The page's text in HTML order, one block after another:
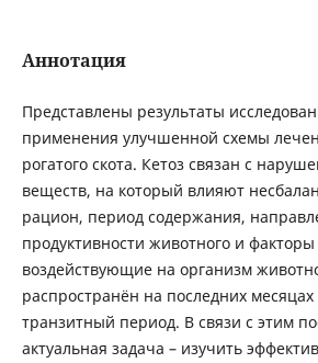
Аннотация
Представлены результаты
применения улучшенной схемы
рогатого скота. Кетоз связан с
веществ, на который влияют
рацион, период содержания,
продуктивности животного и
воздействующие на организм
распространён на последних месяцах
транзитный период. В связи с этим
актуальная задача – изучить